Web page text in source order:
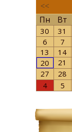
<<
Пн
Вт
30 31
6
7
13
14
20
21
27
28
4
5